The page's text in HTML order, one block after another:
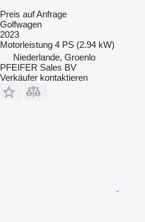
Preis auf Anfrage
Golfwagen
2023
Motorleistung 4 PS (2.94 kW)
Niederlande, Groenlo
PFEIFER Sales BV
Verkäufer kontaktieren